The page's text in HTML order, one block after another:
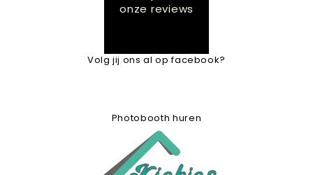
onze reviews
Volg jij ons al op facebook?
Photobooth huren